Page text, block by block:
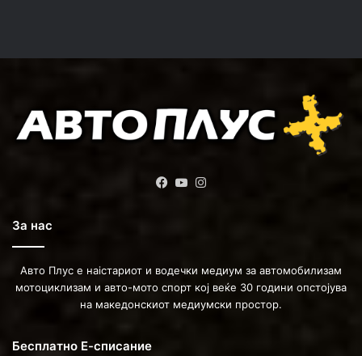
Facebook
YouTube
За нас
Авто Плус е наістариот и водечки медиум за автомобилизам
мотоциклизам и авто-мото спорт кој веќе 30 години опстојува
на македонскиот медиумски простор.
Бесплатно Е-списание